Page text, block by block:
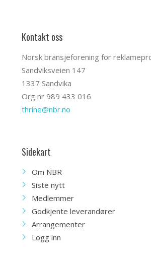
Kontakt oss
Norsk bransjeforening for
Sandviksveien 147
1337 Sandvika
Org nr 989 433 016
thrine@nbr.no
Sidekart
Om NBR
Siste nytt
Medlemmer
Godkjente leverandører
Arrangementer
Logg inn